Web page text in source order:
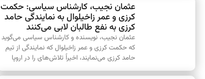
عثمان نجیب، کارشناس سیاسی: حکمت
کرزی و عمر زاخیلوال به نمایندگی حامد
کرزی به نفع طالبان لابی می‌کنند
عثمان نجیب، نویسنده و کارشناس سیاسی می‌گوید
که حکمت کرزی و عمر زاخیلوال که نمایندگی از تیم
حامد کرزی می‌نمایند، اخیراً تلاش‌های را در اروپا